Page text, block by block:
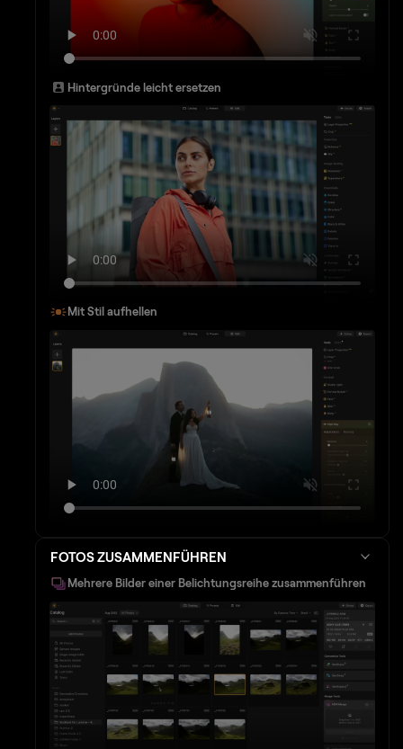
Hintergründe leicht ersetzen
Mit Stil aufhellen
FOTOS ZUSAMMENFÜHREN
Mehrere Bilder einer Belichtungsreihe zusammenführen